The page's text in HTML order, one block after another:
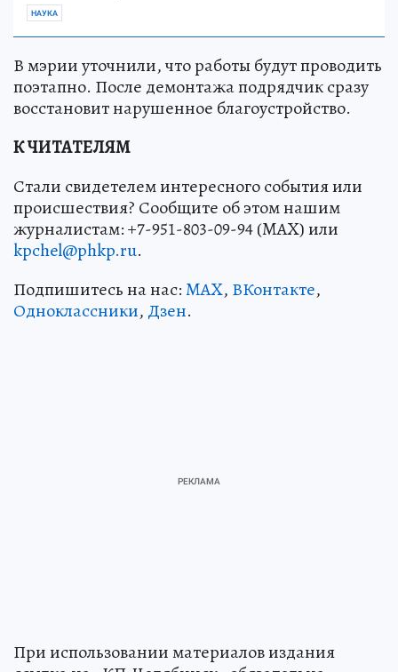
НАУКА
В мэрии уточнили, что работы будут проводить
поэтапно. После демонтажа подрядчик сразу
восстановит нарушенное благоустройство.
К ЧИТАТЕЛЯМ
Стали свидетелем интересного события или
происшествия? Сообщите об этом нашим
журналистам: +7-951-803-09-94 (MAX) или
kpchel@phkp.ru.
Подпишитесь на нас:MAX, ВКонтакте,
Одноклассники, Дзен.
При использовании материалов издания